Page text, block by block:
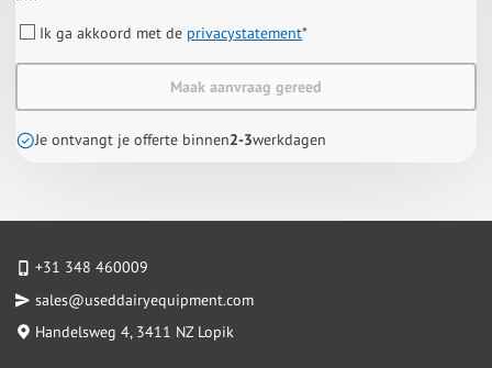
Ik ga akkoord met de privacystatement*
Maak aanvraag gereed
Je ontvangt je offerte binnen2-3werkdagen
+31 348 460009
sales@useddairyequipment.com
Handelsweg 4, 3411 NZ Lopik